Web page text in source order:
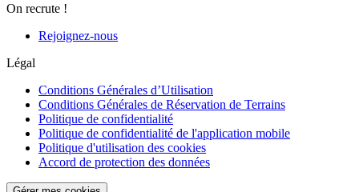
On recrute !
Rejoignez-nous
Légal
Conditions Générales d’Utilisation
Conditions Générales de Réservation de Terrains
Politique de confidentialité
Politique de confidentialité de l'application mobile
Politique d'utilisation des cookies
Accord de protection des données